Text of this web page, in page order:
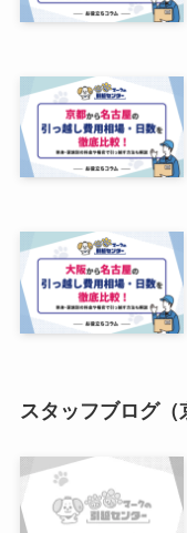
スタッフブログ（